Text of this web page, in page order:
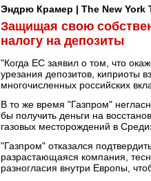
Эндрю Крамер | The New York
Защищая свою
налогу на депозиты
"Когда ЕС заявил о том, что
урезания депозитов, киприоты
многочисленных российских
В то же время "Газпром"
бы получить деньги на
газовых месторождений в
"Газпром" отказался
разрастающаяся компания,
разногласия внутри Европы,